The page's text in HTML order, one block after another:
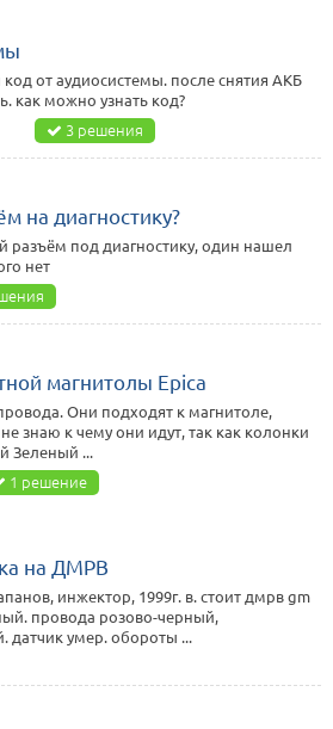
от аудиосистемы. после снятия АКБ
как можно узнать код?
3 решения
на диагностику?
разъём под диагностику, один нашел
нет
магнитолы Epica
Они подходят к магнитоле,
не знаю к чему они идут, так как колонки
Зеленый ...
1 решение
на ДМРВ
инжектор, 1999г. в. стоит дмрв gm
провода розово-черный,
датчик умер. обороты ...